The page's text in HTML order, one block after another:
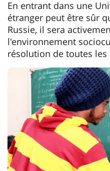
En entrant dans une
étranger peut être sûr
Russie, il sera
l'environnement
résolution de toutes les